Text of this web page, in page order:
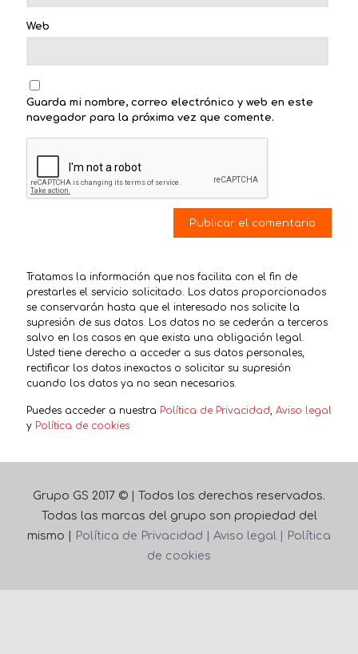
Web
Guarda mi nombre, correo electrónico y web en este
navegador para la próxima vez que comente.
Tratamos la información que nos facilita con el fin de
prestarles el servicio solicitado. Los datos proporcionados
se conservarán hasta que el interesado nos solicite la
supresión de sus datos. Los datos no se cederán a terceros
salvo en los casos en que exista una obligación legal.
Usted tiene derecho a acceder a sus datos personales,
rectificar los datos inexactos o solicitar su supresión
cuando los datos ya no sean necesarios.
Puedes acceder a nuestra Política de Privacidad, Aviso legal
y Política de cookies
Grupo GS 2017 © | Todos los derechos reservados.
Todas las marcas del grupo son propiedad del
mismo |
Política de Privacidad | Aviso legal |
Política
de cookies